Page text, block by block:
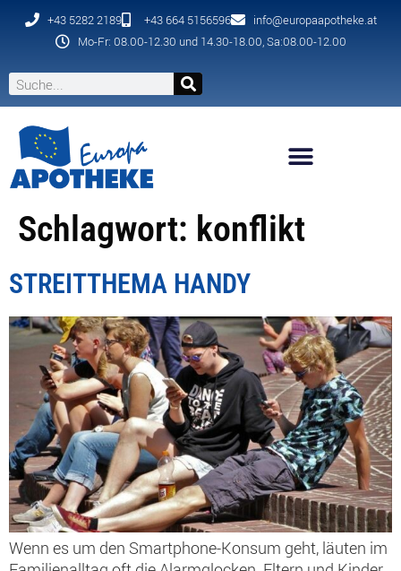
+43 5282 2189 +43 664 5156596
info@europaapotheke.at
Mo-Fr: 08.00-12.30 und 14.30-18.00, Sa:08.00-12.00
Schlagwort: konflikt
STREITTHEMA HANDY
Wenn es um den Smartphone-Konsum geht, läuten im